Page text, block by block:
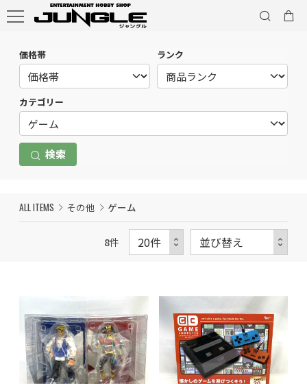
価格帯 ランク
カテゴリー
検索
ALL ITEMS その他 ゲーム
8件